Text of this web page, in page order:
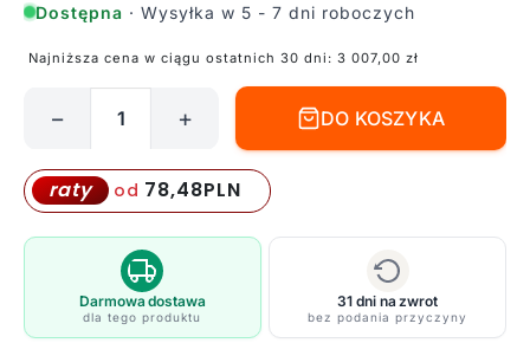
Dostępna · Wysyłka w 5 - 7 dni roboczych
Najniższa cena w ciągu ostatnich 30 dni: 3 007,00 zł
Eleonor
z
sześcioma
ramionami
kloszami
− + DO KOSZYKA
raty od 78,48PLN
Darmowa dostawa
dla tego produktu
31 dni na zwrot
bez podania przyczyny